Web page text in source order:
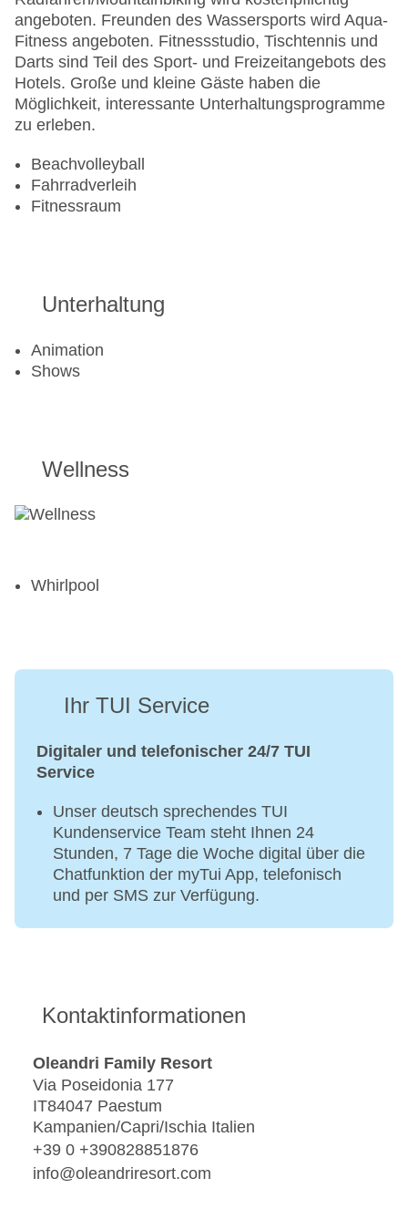
angeboten. Freunden des Wassersports wird Aqua-
Fitness angeboten. Fitnessstudio, Tischtennis und
Darts sind Teil des Sport- und Freizeitangebots des
Hotels. Große und kleine Gäste haben die
Möglichkeit, interessante Unterhaltungsprogramme
zu erleben.
Beachvolleyball
Fahrradverleih
Fitnessraum
Unterhaltung
Animation
Shows
Wellness
Whirlpool
Ihr TUI Service
Digitaler und telefonischer 24/7 TUI
Service
Unser deutsch sprechendes TUI
Kundenservice Team steht Ihnen 24
Stunden, 7 Tage die Woche digital über die
Chatfunktion der myTui App, telefonisch
und per SMS zur Verfügung.
Kontaktinformationen
Oleandri Family Resort
Via Poseidonia 177
IT84047 Paestum
Kampanien/Capri/Ischia Italien
+39 0 +390828851876
info@oleandriresort.com